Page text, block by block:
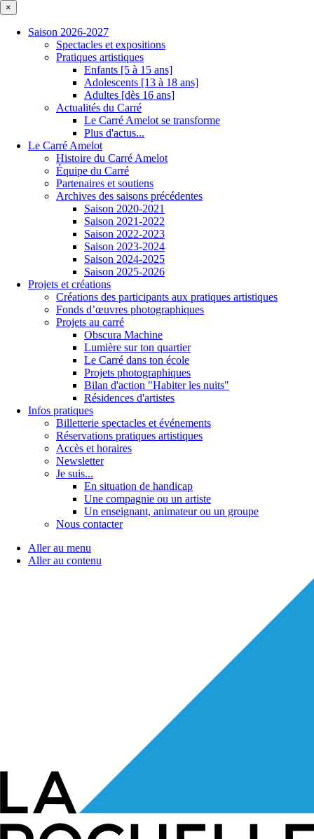
×
Saison 2026-2027
Spectacles et expositions
Pratiques artistiques
Enfants [5 à 15 ans]
Adolescents [13 à 18 ans]
Adultes [dès 16 ans]
Actualités du Carré
Le Carré Amelot se transforme
Plus d'actus...
Le Carré Amelot
Histoire du Carré Amelot
Équipe du Carré
Partenaires et soutiens
Archives des saisons précédentes
Saison 2020-2021
Saison 2021-2022
Saison 2022-2023
Saison 2023-2024
Saison 2024-2025
Saison 2025-2026
Projets et créations
Créations des participants aux pratiques artistiques
Fonds d’œuvres photographiques
Projets au carré
Obscura Machine
Lumière sur ton quartier
Le Carré dans ton école
Projets photographiques
Bilan d'action "Habiter les nuits"
Résidences d'artistes
Infos pratiques
Billetterie spectacles et événements
Réservations pratiques artistiques
Accès et horaires
Newsletter
Je suis...
En situation de handicap
Une compagnie ou un artiste
Un enseignant, animateur ou un groupe
Nous contacter
Aller au menu
Aller au contenu